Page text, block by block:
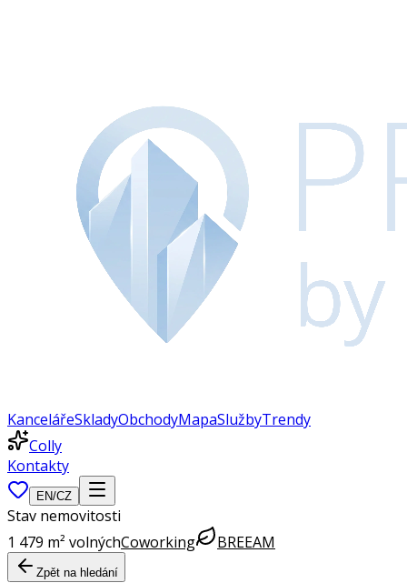
KancelářeSkladyObchodyMapaSlužbyTrendy
Colly
Kontakty
EN/CZ
Stav nemovitosti
1 479 m² volnýchCoworking BREEAM
Zpět na hledání